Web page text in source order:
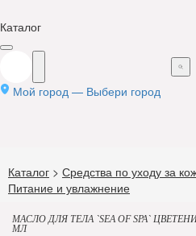
Каталог
Мой город — Выбери город
Каталог > Средства по уходу за
Питание и увлажнение
МАСЛО ДЛЯ ТЕЛА `SEA OF SPA`
МЛ